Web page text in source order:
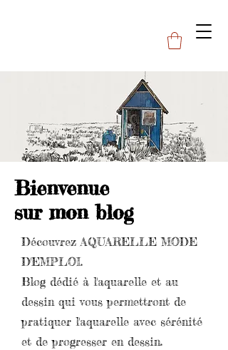
Bienvenue
sur mon blog
Découvrez AQUARELLE MODE
D'EMPLOI.
Blog dédié à l'aquarelle et au
dessin qui vous permettront de
pratiquer l'aquarelle avec sérénité
et de progresser en dessin.